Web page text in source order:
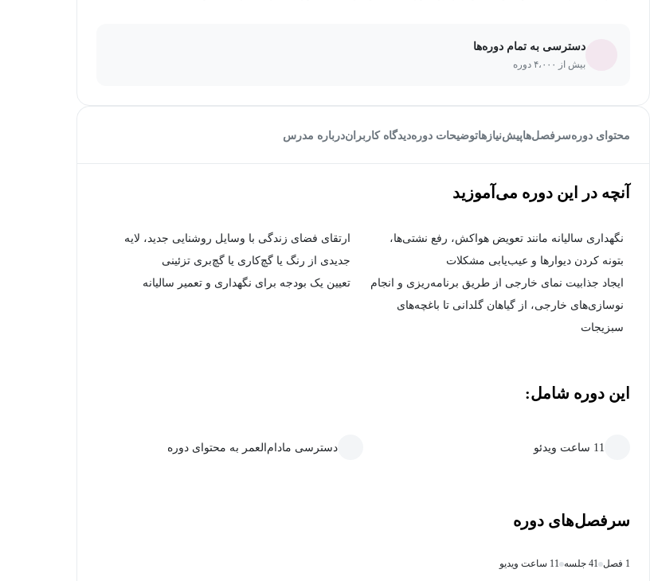
دسترسی به تمام دوره‌ها
بیش از ۴،۰۰۰ دوره
محتوای دورهسرفصل‌هاپیش‌نیاز‌هاتوضیحات دورهدیدگاه کاربراندرباره مدرس
آنچه در این دوره می‌آموزید
نگهداری سالیانه مانند تعویض هواکش، رفع نشتی‌ها،
بتونه کردن دیوارها و عیب‌یابی مشکلات
ارتقای فضای زندگی با وسایل روشنایی جدید، لایه
جدیدی از رنگ یا گچ‌کاری یا گچ‌بری تزئینی
ایجاد جذابیت نمای خارجی از طریق برنامه‌ریزی و انجام
نوسازی‌های خارجی، از گیاهان گلدانی تا باغچه‌های
سبزیجات
تعیین یک بودجه برای نگهداری و تعمیر سالیانه
این دوره شامل:
11 ساعت ویدئو دسترسی مادام‌العمر به محتوای دوره
سرفصل‌های دوره
1 فصل 41 جلسه 11 ساعت ویدیو